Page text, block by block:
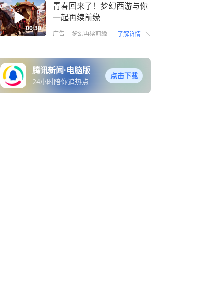
00:30
青春回来了！梦幻西游与你
一起再续前缘
广告 梦幻再续前缘 了解详情
腾讯新闻·电脑版
24小时陪你追热点
点击下载